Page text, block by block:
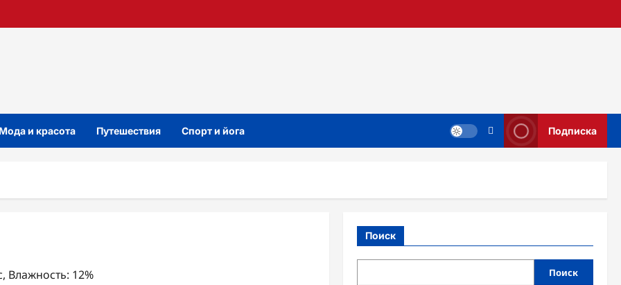
Мода и красота Путешествия Спорт и йога Подписка
Влажность: 12%
Поиск
Поиск